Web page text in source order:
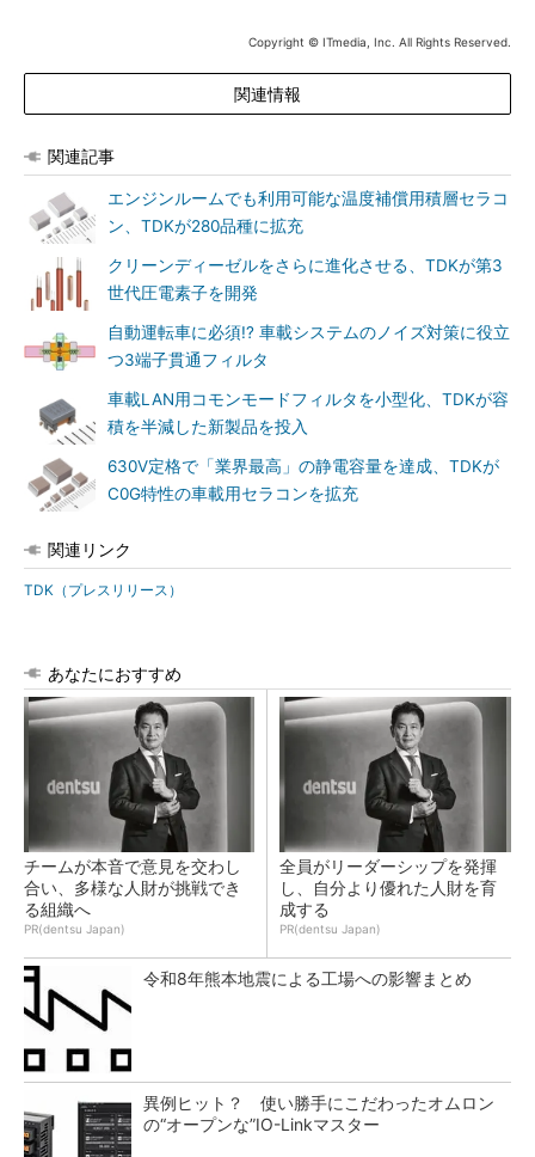
Copyright © ITmedia, Inc. All Rights Reserved.
関連情報
関連記事
エンジンルームでも利用可能な温度補償用積層セラコ
ン、TDKが280品種に拡充
クリーンディーゼルをさらに進化させる、TDKが第3
世代圧電素子を開発
自動運転車に必須!? 車載システムのノイズ対策に役立
つ3端子貫通フィルタ
車載LAN用コモンモードフィルタを小型化、TDKが容
積を半減した新製品を投入
630V定格で「業界最高」の静電容量を達成、TDKが
C0G特性の車載用セラコンを拡充
関連リンク
TDK（プレスリリース）
あなたにおすすめ
チームが本音で意見を交わし
合い、多様な人財が挑戦でき
る組織へ
PR(dentsu Japan)
全員がリーダーシップを発揮
し、自分より優れた人財を育
成する
PR(dentsu Japan)
令和8年熊本地震による工場への影響まとめ
異例ヒット？ 使い勝手にこだわったオムロン
の“オープンな”IO-Linkマスター